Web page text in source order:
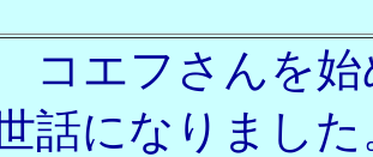
コエフさんを始
話になりました